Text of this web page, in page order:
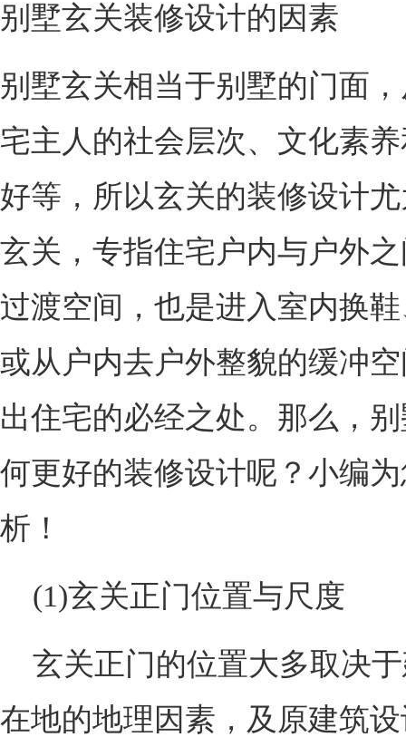
别墅玄关装修设计的因素
别墅玄关相当于别墅的门面
宅主人的社会层次、文化素
好等，所以玄关的装修设计
玄关，专指住宅户内与户外
过渡空间，也是进入室内换
或从户内去户外整貌的缓冲
出住宅的必经之处。那么，
何更好的装修设计呢？小编
析！
(1)玄关正门位置与尺度
玄关正门的位置大多取决
在地的地理因素，及原建筑